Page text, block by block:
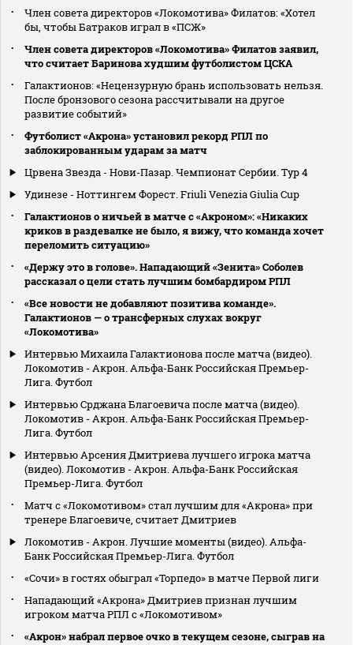
Член совета директоров «Локомотива» Филатов: «Хотел
бы, чтобы Батраков играл в «ПСЖ»
Член совета директоров «Локомотива» Филатов заявил,
что считает Баринова худшим футболистом ЦСКА
Галактионов: «Нецензурную брань использовать нельзя.
После бронзового сезона рассчитывали на другое
развитие событий»
Футболист «Акрона» установил рекорд РПЛ по
заблокированным ударам за матч
Црвена Звезда - Нови-Пазар. Чемпионат Сербии. Тур 4
Удинезе - Ноттингем Форест. Friuli Venezia Giulia Cup
Галактионов о ничьей в матче с «Акроном»: «Никаких
криков в раздевалке не было, я вижу, что команда хочет
переломить ситуацию»
«Держу это в голове». Нападающий «Зенита» Соболев
рассказал о цели стать лучшим бомбардиром РПЛ
«Все новости не добавляют позитива команде».
Галактионов — о трансферных слухах вокруг
«Локомотива»
Интервью Михаила Галактионова после матча (видео).
Локомотив - Акрон. Альфа-Банк Российская Премьер-
Лига. Футбол
Интервью Срджана Благоевича после матча (видео).
Локомотив - Акрон. Альфа-Банк Российская Премьер-
Лига. Футбол
Интервью Арсения Дмитриева лучшего игрока матча
(видео). Локомотив - Акрон. Альфа-Банк Российская
Премьер-Лига. Футбол
Матч с «Локомотивом» стал лучшим для «Акрона» при
тренере Благоевиче, считает Дмитриев
Локомотив - Акрон. Лучшие моменты (видео). Альфа-
Банк Российская Премьер-Лига. Футбол
«Сочи» в гостях обыграл «Торпедо» в матче Первой лиги
Нападающий «Акрона» Дмитриев признан лучшим
игроком матча РПЛ с «Локомотивом»
«Акрон» набрал первое очко в текущем сезоне, сыграв на